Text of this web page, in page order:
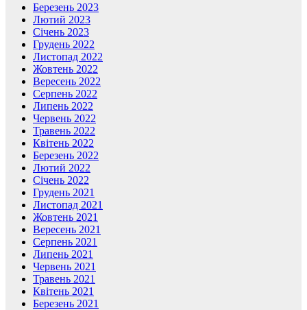
Березень 2023
Лютий 2023
Січень 2023
Грудень 2022
Листопад 2022
Жовтень 2022
Вересень 2022
Серпень 2022
Липень 2022
Червень 2022
Травень 2022
Квітень 2022
Березень 2022
Лютий 2022
Січень 2022
Грудень 2021
Листопад 2021
Жовтень 2021
Вересень 2021
Серпень 2021
Липень 2021
Червень 2021
Травень 2021
Квітень 2021
Березень 2021